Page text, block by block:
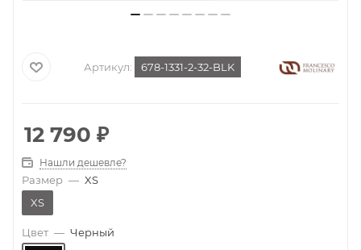
Артикул: 678-1331-2-32-BLK
12 790 ₽
Нашли дешевле?
Размер — XS
XS
Цвет — Черный